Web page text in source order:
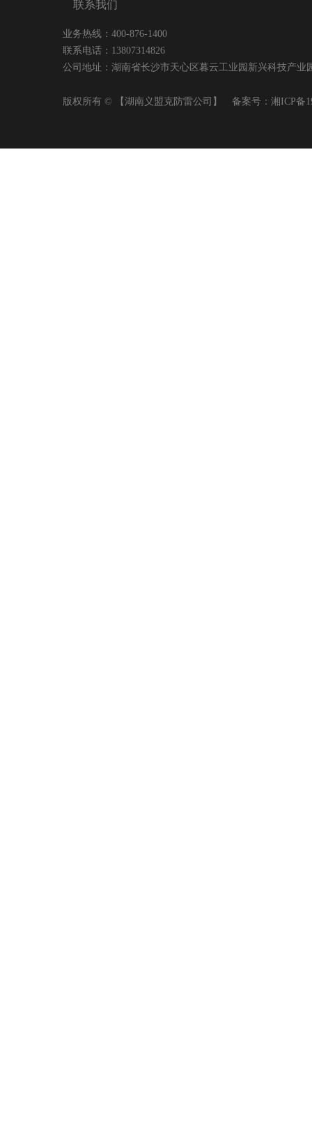
联系我们
业务热线：400-876-1400
联系电话：13807314826
公司地址：湖南省长沙市天心区暮云工业园新兴科技产业
版权所有 © 【湖南义盟克防雷公司】 备案号： 湘ICP备